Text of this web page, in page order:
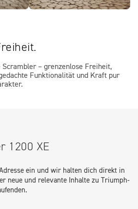
Scrambler – grenzenlose Freiheit,
Funktionalität und Kraft pur
1200 XE
ein und wir halten dich direkt in
neue und relevante Inhalte zu Triumph-